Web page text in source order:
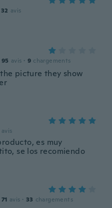
32 avis
95 avis · 9 chargements
picture they show
avis
es muy
se los recomiendo
71 avis · 33 chargements